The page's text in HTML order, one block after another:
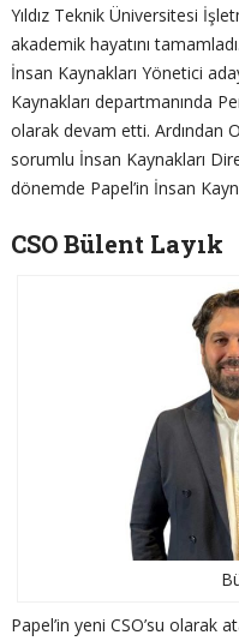
Yıldız Teknik Üniversitesi
akademik hayatını
İnsan Kaynakları Yönetici
Kaynakları departmanında
olarak devam etti. Ardından
sorumlu İnsan Kaynakları
dönemde Papel’in İnsan
CSO Bülent Layık
Papel’in yeni CSO’su olarak